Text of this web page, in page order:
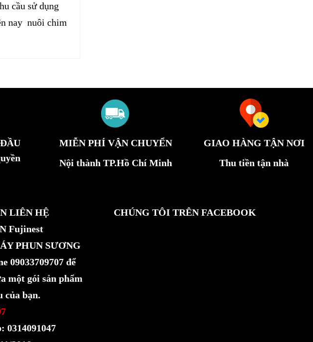
cầu sử dụng
nay nuôi chim
MIỄN PHÍ VẬN CHUYỂN
Nội thành TP.Hồ Chí Minh
GIAO HÀNG TẬN NƠI
Thu tiền tận nhà
LIÊN HỆ
Fujinest
PHUN SƯƠNG
09033709707 để
một gói sản phẩm
của bạn.
0314091047
CHÚNG TÔI TRÊN FACEBOOK